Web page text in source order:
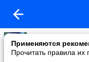
Применяются
Прочитать правила
Александр
added a photo
24 Sep в 15:52